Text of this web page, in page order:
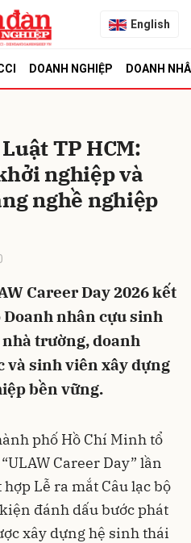
English
DOANH NGHIỆP DOANH
TP HCM:
nghiệp và
nghề nghiệp
Career Day 2026 kết
Doanh nhân cựu sinh
trường, doanh
và sinh viên xây dựng
bền vững.
phố Hồ Chí Minh tổ
Career Day” lần
Lễ ra mắt Câu lạc bộ
đánh dấu bước phát
xây dựng hệ sinh thái